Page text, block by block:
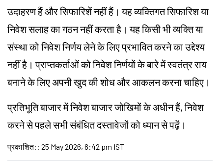
उदाहरण हैं और सिफारिशें नहीं हैं। यह व्यक्तिगत सिफारिश या
निवेश सलाह का गठन नहीं करता है। यह किसी भी व्यक्ति या
संस्था को निवेश निर्णय लेने के लिए प्रभावित करने का उद्देश्य
नहीं है। प्राप्तकर्ताओं को निवेश निर्णयों के बारे में स्वतंत्र राय
बनाने के लिए अपनी खुद की शोध और आकलन करना चाहिए।
प्रतिभूति बाजार में निवेश बाजार जोखिमों के अधीन हैं, निवेश
करने से पहले सभी संबंधित दस्तावेजों को ध्यान से पढ़ें।
प्रकाशित: : 25 May 2026, 6:42 pm IST